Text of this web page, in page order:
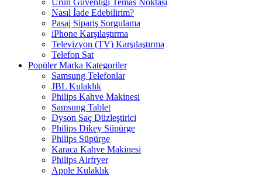
Nasıl İade Edebilirim?
Pasaj Sipariş Sorgulama
iPhone Karşılaştırma
Televizyon (TV) Karşılaştırma
Telefon Sat
Popüler Marka Kategoriler
Samsung Telefonlar
JBL Kulaklık
Philips Kahve Makinesi
Samsung Tablet
Dyson Saç Düzleştirici
Philips Dikey Süpürge
Philips Süpürge
Karaca Kahve Makinesi
Philips Airfryer
Apple Kulaklık